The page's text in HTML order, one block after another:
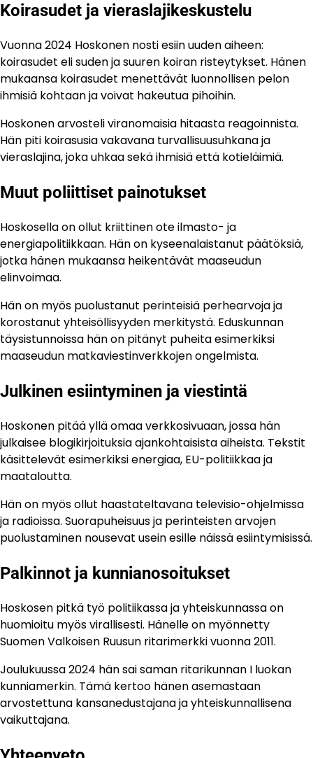
Koirasudet ja vieraslajikeskustelu
Vuonna 2024 Hoskonen nosti esiin uuden aiheen:
koirasudet eli suden ja suuren koiran risteytykset. Hänen
mukaansa koirasudet menettävät luonnollisen pelon
ihmisiä kohtaan ja voivat hakeutua pihoihin.
Hoskonen arvosteli viranomaisia hitaasta reagoinnista.
Hän piti koirasusia vakavana turvallisuusuhkana ja
vieraslajina, joka uhkaa sekä ihmisiä että kotieläimiä.
Muut poliittiset painotukset
Hoskosella on ollut kriittinen ote ilmasto- ja
energiapolitiikkaan. Hän on kyseenalaistanut päätöksiä,
jotka hänen mukaansa heikentävät maaseudun
elinvoimaa.
Hän on myös puolustanut perinteisiä perhearvoja ja
korostanut yhteisöllisyyden merkitystä. Eduskunnan
täysistunnoissa hän on pitänyt puheita esimerkiksi
maaseudun matkaviestinverkkojen ongelmista.
Julkinen esiintyminen ja viestintä
Hoskonen pitää yllä omaa verkkosivuaan, jossa hän
julkaisee blogikirjoituksia ajankohtaisista aiheista. Tekstit
käsittelevät esimerkiksi energiaa, EU-politiikkaa ja
maataloutta.
Hän on myös ollut haastateltavana televisio-ohjelmissa
ja radioissa. Suorapuheisuus ja perinteisten arvojen
puolustaminen nousevat usein esille näissä esiintymisissä.
Palkinnot ja kunnianosoitukset
Hoskosen pitkä työ politiikassa ja yhteiskunnassa on
huomioitu myös virallisesti. Hänelle on myönnetty
Suomen Valkoisen Ruusun ritarimerkki vuonna 2011.
Joulukuussa 2024 hän sai saman ritarikunnan I luokan
kunniamerkin. Tämä kertoo hänen asemastaan
arvostettuna kansanedustajana ja yhteiskunnallisena
vaikuttajana.